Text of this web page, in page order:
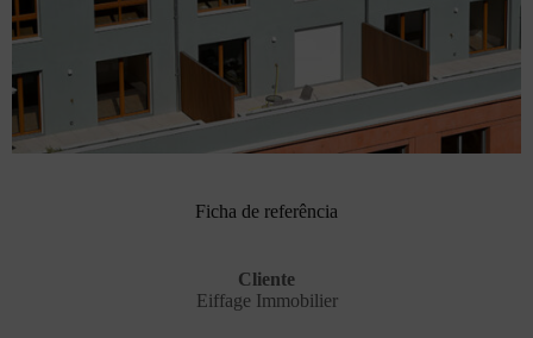
Ficha de referência
Cliente
Eiffage Immobilier